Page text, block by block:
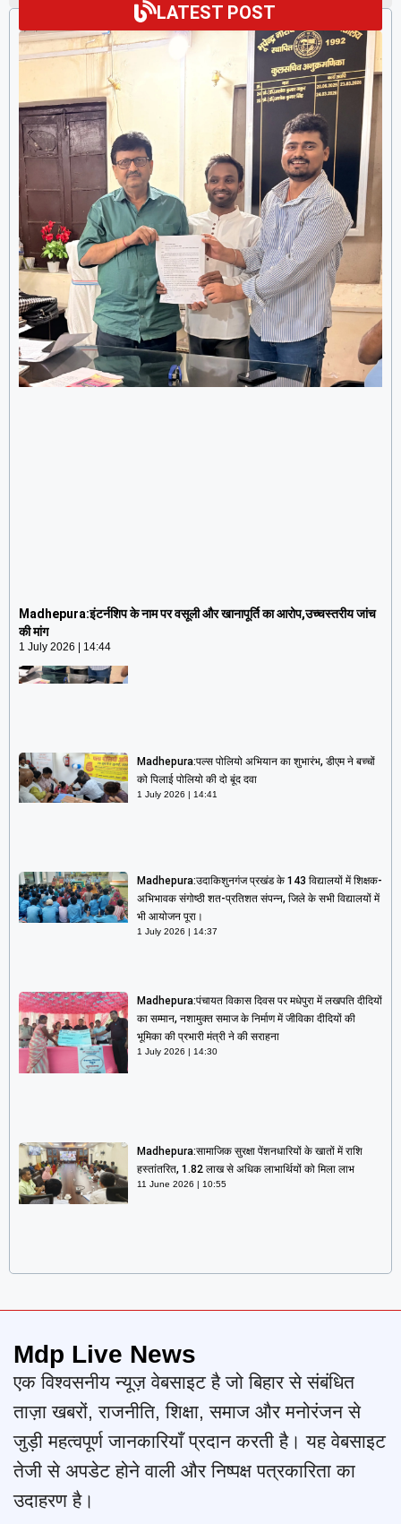
LATEST POST
Madhepura:इंटर्नशिप के नाम पर वसूली और खानापूर्ति का आरोप,उच्चस्तरीय जांच
की मांग
1 July 2026 14:44
1 July 2026 14:44
Madhepura:पल्स पोलियो अभियान का शुभारंभ, डीएम ने बच्चों
को पिलाई पोलियो की दो बूंद दवा
1 July 2026 14:41
Madhepura:उदाकिशुनगंज प्रखंड के 143 विद्यालयों में शिक्षक-
अभिभावक संगोष्ठी शत-प्रतिशत संपन्न, जिले के सभी विद्यालयों में
भी आयोजन पूरा।
1 July 2026 14:37
Madhepura:पंचायत विकास दिवस पर मधेपुरा में लखपति दीदियों
का सम्मान, नशामुक्त समाज के निर्माण में जीविका दीदियों की
भूमिका की प्रभारी मंत्री ने की सराहना
1 July 2026 14:30
Madhepura:सामाजिक सुरक्षा पेंशनधारियों के खातों में राशि
हस्तांतरित, 1.82 लाख से अधिक लाभार्थियों को मिला लाभ
11 June 2026 10:55
Mdp Live News
एक विश्वसनीय न्यूज़ वेबसाइट है जो बिहार से संबंधित
ताज़ा खबरों, राजनीति, शिक्षा, समाज और मनोरंजन से
जुड़ी महत्वपूर्ण जानकारियाँ प्रदान करती है। यह वेबसाइट
तेजी से अपडेट होने वाली और निष्पक्ष पत्रकारिता का
उदाहरण है।